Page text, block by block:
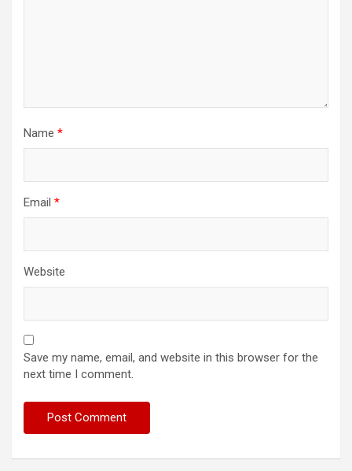
Name *
Email *
Website
Save my name, email, and website in this browser for the
next time I comment.